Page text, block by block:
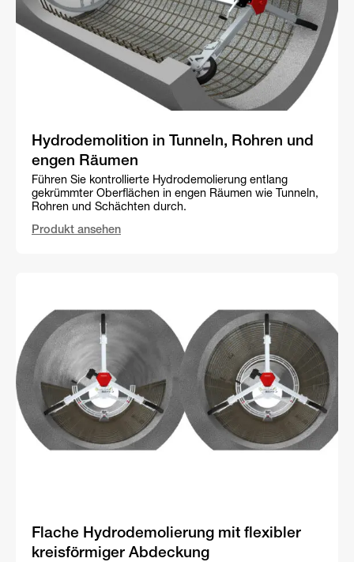
Hydrodemolition in Tunneln, Rohren und
engen Räumen
Führen Sie kontrollierte Hydrodemolierung entlang
gekrümmter Oberflächen in engen Räumen wie Tunneln,
Rohren und Schächten durch.
Produkt ansehen
Flache Hydrodemolierung mit flexibler
kreisförmiger Abdeckung